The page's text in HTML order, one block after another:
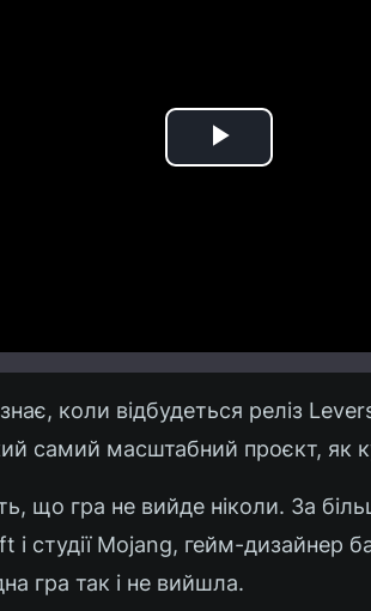
Play
коли відбудеться реліз
самий масштабний проєкт, як
що гра не вийде ніколи. За
студії Mojang, гейм-дизайнер
гра так і не вийшла.